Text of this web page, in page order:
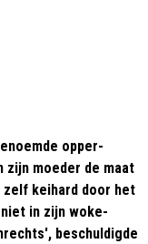
opper-
zijn moeder de maat
keihard door het
in zijn woke-
beschuldigde